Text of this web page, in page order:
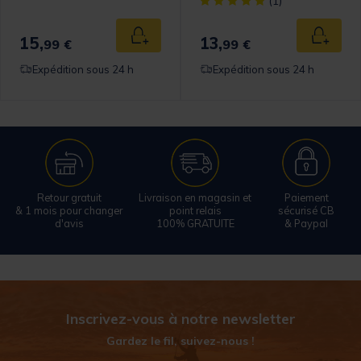
panier
15,99 € Ajouter au panier
Expédition sous 24 h
13,99 €
Expédition sous 24 h
Retour gratuit
& 1 mois pour changer
d'avis
Livraison en magasin et
point relais
100% GRATUITE
Paiement
sécurisé CB
& Paypal
Inscrivez-vous à notre newsletter
Gardez le fil, suivez-nous !